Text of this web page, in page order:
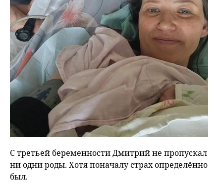
С третьей беременности Дмитрий не пропускал
ни одни роды. Хотя поначалу страх определённо
был.